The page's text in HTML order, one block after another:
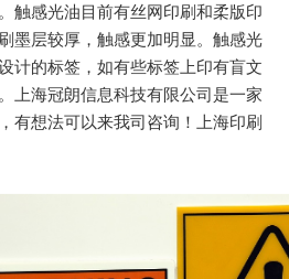
触感光油目前有丝网印刷和柔版印
墨层较厚，触感更加明显。触感光
计的标签，如有些标签上印有盲文
上海冠朗信息科技有限公司是一家
有想法可以来我司咨询！上海印刷